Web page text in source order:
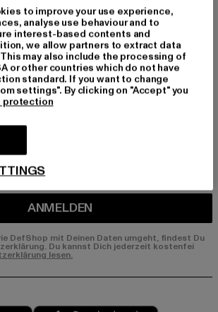
Informationen über aktuelle Tre
und Gutscheine von DefShop p
bist du interessiert?
ANMELDEN
DefShop mit Deinen Daten umgeht, findest Du
Du kannst Dich jederzeit kostenfei
lesen.
to improve your use experience,
analyse use behaviour and to
interest-based contents and
we allow partners to extract data
may also include the processing of
or other countries which do not have
standard. If you want to change
settings". By clicking on "Accept" you
protection